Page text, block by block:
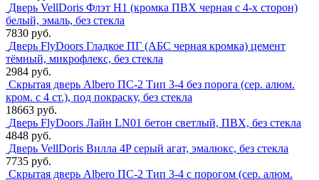
Дверь VellDoris Флэт H1 (кромка ПВХ черная с 4-х сторон)
белый, эмаль, без стекла
7830 руб.
Дверь FlyDoors Гладкое ПГ (АБС черная кромка) цемент
тёмный, микрофлекс, без стекла
2984 руб.
Скрытая дверь Albero ПС-2 Тип 3-4 без порога (сер. алюм.
кром. с 4 ст.), под покраску, без стекла
18663 руб.
Дверь FlyDoors Лайн LN01 бетон светлый, ПВХ, без стекла
4848 руб.
Дверь VellDoris Вилла 4P серый агат, эмалюкс, без стекла
7735 руб.
Скрытая дверь Albero ПС-2 Тип 3-4 с порогом (сер. алюм.